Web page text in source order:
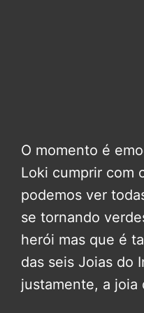
O momento é
Loki cumprir com
podemos ver
se tornando
herói mas que é
das seis Joias do
justamente, a joia